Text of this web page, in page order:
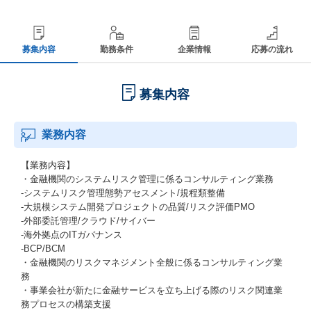
募集内容 勤務条件 企業情報 応募の流れ
募集内容
業務内容
【業務内容】
・金融機関のシステムリスク管理に係るコンサルティング業務
-システムリスク管理態勢アセスメント/規程類整備
-大規模システム開発プロジェクトの品質/リスク評価PMO
-外部委託管理/クラウド/サイバー
-海外拠点のITガバナンス
-BCP/BCM
・金融機関のリスクマネジメント全般に係るコンサルティング業
務
・事業会社が新たに金融サービスを立ち上げる際のリスク関連業
務プロセスの構築支援